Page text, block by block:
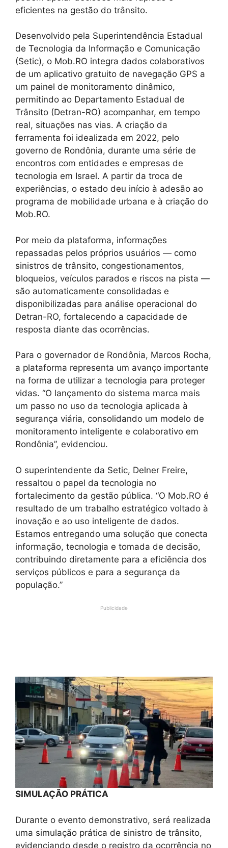
eficientes na gestão do trânsito.
Desenvolvido pela Superintendência Estadual
de Tecnologia da Informação e Comunicação
(Setic), o Mob.RO integra dados colaborativos
de um aplicativo gratuito de navegação GPS a
um painel de monitoramento dinâmico,
permitindo ao Departamento Estadual de
Trânsito (Detran-RO) acompanhar, em tempo
real, situações nas vias. A criação da
ferramenta foi idealizada em 2022, pelo
governo de Rondônia, durante uma série de
encontros com entidades e empresas de
tecnologia em Israel. A partir da troca de
experiências, o estado deu início à adesão ao
programa de mobilidade urbana e à criação do
Mob.RO.
Por meio da plataforma, informações
repassadas pelos próprios usuários — como
sinistros de trânsito, congestionamentos,
bloqueios, veículos parados e riscos na pista —
são automaticamente consolidadas e
disponibilizadas para análise operacional do
Detran-RO, fortalecendo a capacidade de
resposta diante das ocorrências.
Para o governador de Rondônia, Marcos Rocha,
a plataforma representa um avanço importante
na forma de utilizar a tecnologia para proteger
vidas. “O lançamento do sistema marca mais
um passo no uso da tecnologia aplicada à
segurança viária, consolidando um modelo de
monitoramento inteligente e colaborativo em
Rondônia”, evidenciou.
O superintendente da Setic, Delner Freire,
ressaltou o papel da tecnologia no
fortalecimento da gestão pública. “O Mob.RO é
resultado de um trabalho estratégico voltado à
inovação e ao uso inteligente de dados.
Estamos entregando uma solução que conecta
informação, tecnologia e tomada de decisão,
contribuindo diretamente para a eficiência dos
serviços públicos e para a segurança da
população.”
Publicidade
SIMULAÇÃO PRÁTICA
Durante o evento demonstrativo, será realizada
uma simulação prática de sinistro de trânsito,
evidenciando desde o registro da ocorrência no